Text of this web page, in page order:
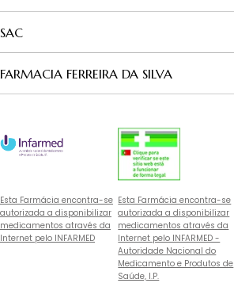
SAC
FARMACIA FERREIRA DA SILVA
Esta Farmácia encontra-se
autorizada a disponibilizar
medicamentos através da
Internet pelo INFARMED
Esta Farmácia encontra-se
autorizada a disponibilizar
medicamentos através da
Internet pelo INFARMED -
Autoridade Nacional do
Medicamento e Produtos de
Saúde, I.P.